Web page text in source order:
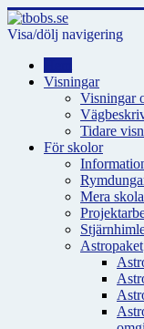
Visa/dölj navigering
Visningar
Visningar
Tidare
För skolor
Mera
Astropaket